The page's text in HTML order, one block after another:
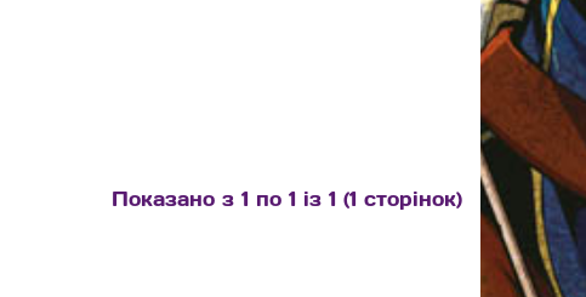
Показано з 1 по 1 із 1 (1 сторінок)